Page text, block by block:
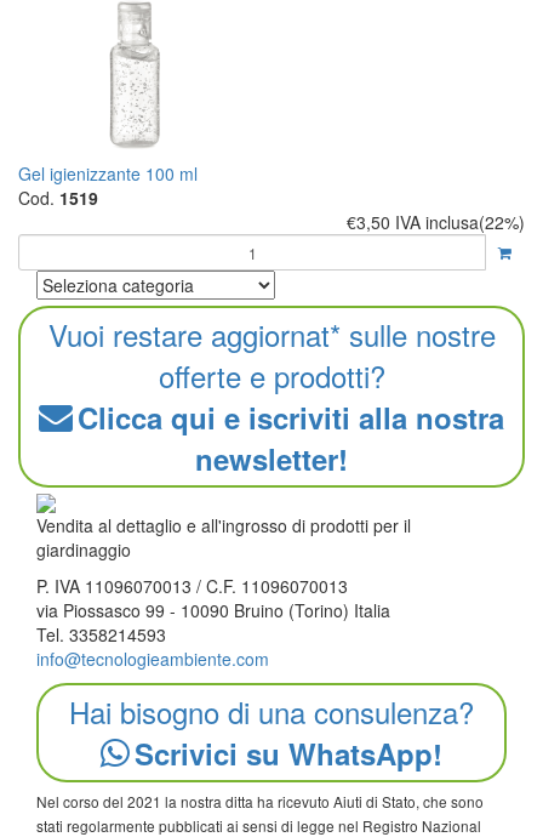
Gel igienizzante 100 ml
Cod. 1519
€3,50 IVA inclusa(22%)
Vuoi restare aggiornat* sulle nostre
offerte e prodotti?
Clicca qui e iscriviti alla nostra
newsletter!
Vendita al dettaglio e all'ingrosso di prodotti per il
giardinaggio
P. IVA 11096070013 / C.F. 11096070013
via Piossasco 99 - 10090 Bruino (Torino) Italia
Tel. 3358214593
info@tecnologieambiente.com
Hai bisogno di una consulenza?
Scrivici su WhatsApp!
Nel corso del 2021 la nostra ditta ha ricevuto Aiuti di Stato, che sono
stati regolarmente pubblicati ai sensi di legge nel Registro Nazional